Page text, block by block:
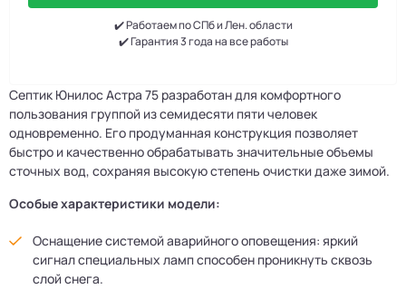
✔️ Работаем по СПб и Лен. области
✔️ Гарантия 3 года на все работы
Септик Юнилос Астра 75 разработан для комфортного
пользования группой из семидесяти пяти человек
одновременно. Его продуманная конструкция позволяет
быстро и качественно обрабатывать значительные объемы
сточных вод, сохраняя высокую степень очистки даже зимой.
Особые характеристики модели:
Оснащение системой аварийного оповещения: яркий
сигнал специальных ламп способен проникнуть сквозь
слой снега.